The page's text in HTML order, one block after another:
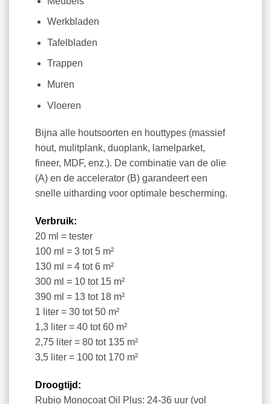
Werkbladen
Tafelbladen
Trappen
Muren
Vloeren
Bijna alle houtsoorten en houttypes (massief
hout, mulitplank, duoplank, lamelparket,
fineer, MDF, enz.). De combinatie van de olie
(A) en de accelerator (B) garandeert een
snelle uitharding voor optimale bescherming.
Verbruik:
20 ml = tester
100 ml = 3 tot 5 m²
130 ml = 4 tot 6 m²
300 ml = 10 tot 15 m²
390 ml = 13 tot 18 m²
1 liter = 30 tot 50 m²
1,3 liter = 40 tot 60 m²
2,75 liter = 80 tot 135 m²
3,5 liter = 100 tot 170 m²
Droogtijd:
Rubio Monocoat Oil Plus: 24-36 uur (vol